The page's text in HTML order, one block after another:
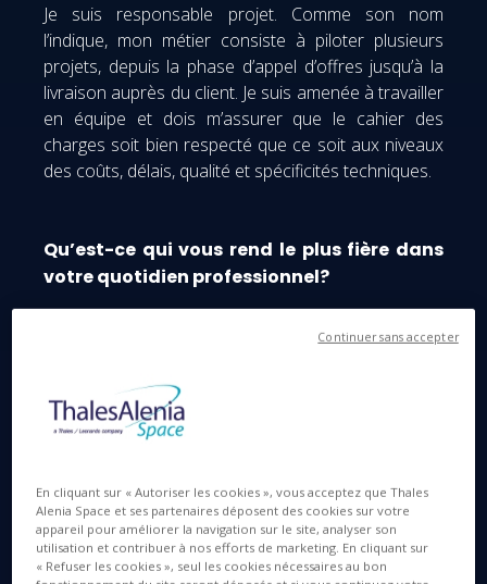
Je suis responsable projet. Comme son nom
l’indique, mon métier consiste à piloter plusieurs
projets, depuis la phase d’appel d’offres jusqu’à la
livraison auprès du client. Je suis amenée à travailler
en équipe et dois m’assurer que le cahier des
charges soit bien respecté que ce soit aux niveaux
des coûts, délais, qualité et spécificités techniques.
Qu’est-ce qui vous rend le plus fière dans
votre quotidien professionnel?
En cliquant sur « Autoriser les cookies », vous acceptez que Thales
Alenia Space et ses partenaires déposent des cookies sur votre
appareil pour améliorer la navigation sur le site, analyser son
utilisation et contribuer à nos efforts de marketing. En cliquant sur
« Refuser les cookies », seul les cookies nécessaires au bon
Continuer sans accepter